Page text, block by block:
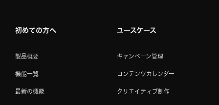
初めての方へ
製品概要
機能一覧
最新の機能
ユースケース
キャンペーン管理
コンテンツカレンダー
クリエイティブ制作